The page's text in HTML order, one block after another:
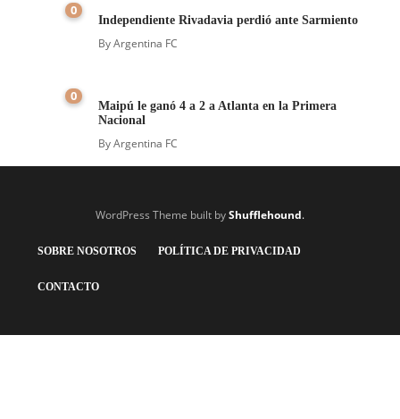
0
Independiente Rivadavia perdió ante Sarmiento
ByArgentina FC
0
Maipú le ganó 4 a 2 a Atlanta en la Primera
Nacional
ByArgentina FC
WordPress Theme built byShufflehound.
SOBRE NOSOTROS POLÍTICA DE PRIVACIDAD
CONTACTO